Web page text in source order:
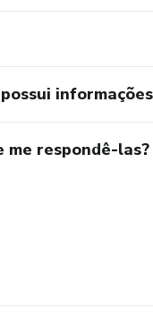
me respondê-las?